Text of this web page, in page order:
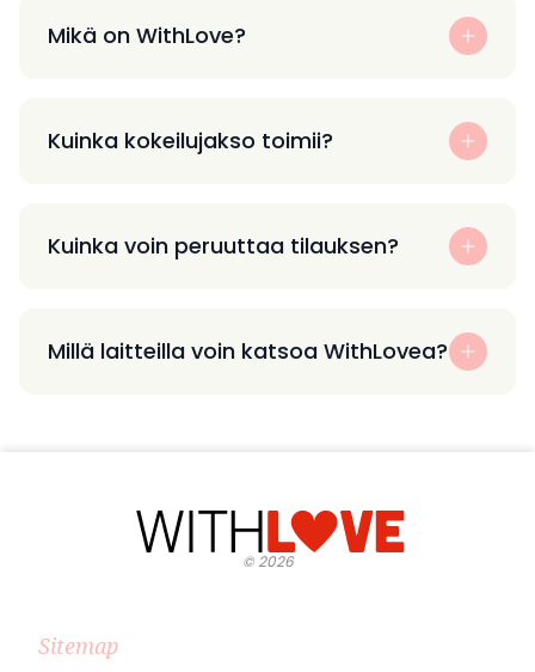
Mikä on WithLove?
Kuinka kokeilujakso toimii?
Kuinka voin peruuttaa tilauksen?
Millä laitteilla voin katsoa WithLovea?
©2026
Sitemap